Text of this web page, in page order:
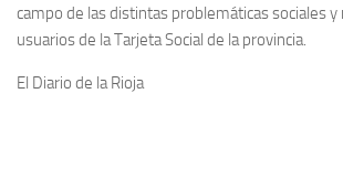
campo de las distintas problemáticas sociales
usuarios de la Tarjeta Social de la provincia.
El Diario de la Rioja